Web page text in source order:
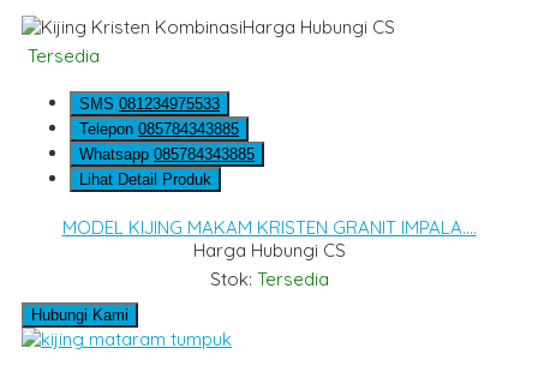
Harga Hubungi CS
Tersedia
SMS 081234975533
Telepon 085784343885
Whatsapp 085784343885
Lihat Detail Produk
MODEL KIJING MAKAM KRISTEN GRANIT IMPALA....
Harga Hubungi CS
Stok: Tersedia
Hubungi Kami